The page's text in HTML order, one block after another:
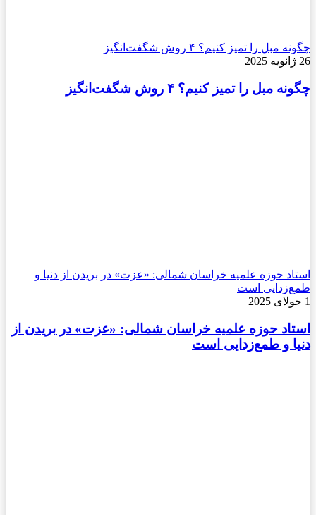
چگونه مبل را تمیز کنیم؟ ۴ روش شگفت‌انگیز
26 ژانویه 2025
چگونه مبل را تمیز کنیم؟ ۴ روش شگفت‌انگیز
استاد حوزه علمیه خراسان شمالی: «عزت» در بریدن از دنیا و
طمع‌زدایی است
1 جولای 2025
استاد حوزه علمیه خراسان شمالی: «عزت» در بریدن از
دنیا و طمع‌زدایی است